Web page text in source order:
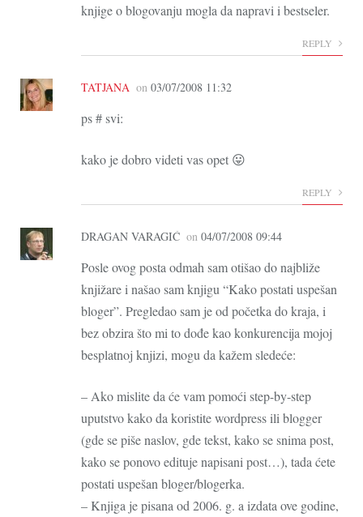
knjige o blogovanju mogla da napravi i bestseler.
REPLY
TATJANA on 03/07/2008 11:32
ps # svi:
kako je dobro videti vas opet 😛
REPLY
DRAGAN VARAGIĆ on 04/07/2008 09:44
Posle ovog posta odmah sam otišao do najbliže
knjižare i našao sam knjigu “Kako postati uspešan
bloger”. Pregledao sam je od početka do kraja, i
bez obzira što mi to dođe kao konkurencija mojoj
besplatnoj knjizi, mogu da kažem sledeće:
– Ako mislite da će vam pomoći step-by-step
uputstvo kako da koristite wordpress ili blogger
(gde se piše naslov, gde tekst, kako se snima post,
kako se ponovo edituje napisani post…), tada ćete
postati uspešan bloger/blogerka.
– Knjiga je pisana od 2006. g. a izdata ove godine,